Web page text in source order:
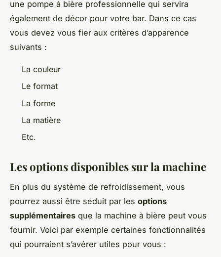
une pompe à bière professionnelle qui servira
également de décor pour votre bar. Dans ce cas
vous devez vous fier aux critères d’apparence
suivants :
La couleur
Le format
La forme
La matière
Etc.
Les options disponibles sur la machine
En plus du système de refroidissement, vous
pourrez aussi être séduit par les options
supplémentaires que la machine à bière peut vous
fournir. Voici par exemple certaines fonctionnalités
qui pourraient s’avérer utiles pour vous :